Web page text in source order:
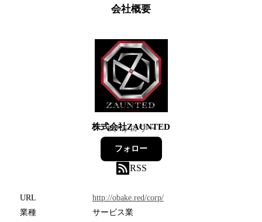
会社概要
株式会社ZAUNTED
8フォロワー
フォロー
RSS
URL
http://obake.red/corp/
業種
サービス業